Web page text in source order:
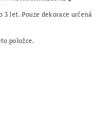
let. Pouze dekorace určená
položce.